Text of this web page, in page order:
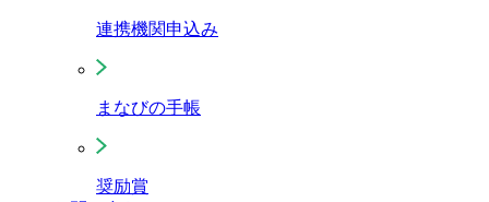
連携機関申込み
まなびの手帳
奨励賞